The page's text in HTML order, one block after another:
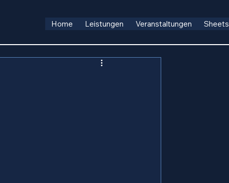
Home Leistungen Veranstaltungen Sheets